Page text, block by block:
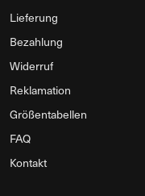
Lieferung
Bezahlung
Widerruf
Reklamation
Größentabellen
FAQ
Kontakt